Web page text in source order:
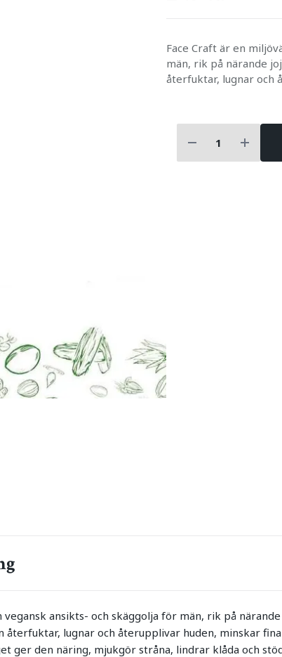
Face Craft är en
män, rik på närande
återfuktar, lugnar och
vegansk ansikts- och skäggolja för män, rik på
återfuktar, lugnar och återupplivar huden, minskar
ger den näring, mjukgör stråna, lindrar klåda och